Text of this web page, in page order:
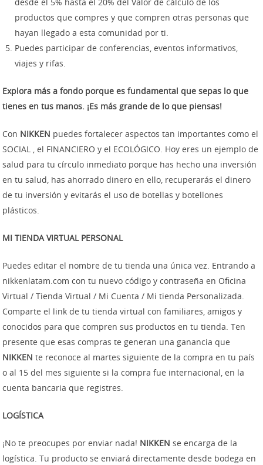
productos que compres y que compren otras personas que
hayan llegado a esta comunidad por ti.
Puedes participar de conferencias, eventos informativos,
viajes y rifas.
Explora más a fondo porque es fundamental que sepas lo que
tienes en tus manos. ¡Es más grande de lo que piensas!
Con NIKKEN puedes fortalecer aspectos tan importantes como el
SOCIAL , el FINANCIERO y el ECOLÓGICO. Hoy eres un ejemplo de
salud para tu círculo inmediato porque has hecho una inversión
en tu salud, has ahorrado dinero en ello, recuperarás el dinero
de tu inversión y evitarás el uso de botellas y botellones
plásticos.
MI TIENDA VIRTUAL PERSONAL
Puedes editar el nombre de tu tienda una única vez. Entrando a
nikkenlatam.com con tu nuevo código y contraseña en Oficina
Virtual / Tienda Virtual / Mi Cuenta / Mi tienda Personalizada.
Comparte el link de tu tienda virtual con familiares, amigos y
conocidos para que compren sus productos en tu tienda. Ten
presente que esas compras te generan una ganancia que
NIKKEN te reconoce al martes siguiente de la compra en tu país
o al 15 del mes siguiente si la compra fue internacional, en la
cuenta bancaria que registres.
LOGÍSTICA
¡No te preocupes por enviar nada! NIKKEN se encarga de la
logística. Tu producto se enviará directamente desde bodega en